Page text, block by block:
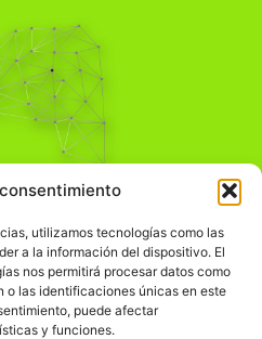
utilizamos tecnologías como las
a la información del dispositivo. El
nos permitirá procesar datos como
o las identificaciones únicas en este
puede afectar
y funciones.
Crítico
para transformarlo.
Legal